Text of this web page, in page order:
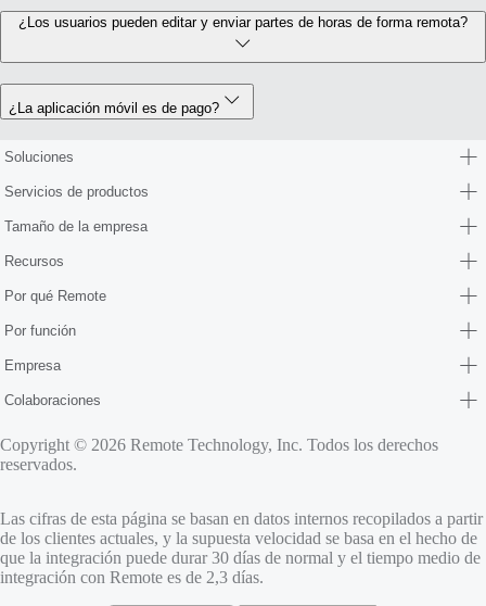
¿Los usuarios pueden editar y enviar partes de horas de forma remota?
¿La aplicación móvil es de pago?
Soluciones
Servicios de productos
Tamaño de la empresa
Recursos
Por qué Remote
Por función
Empresa
Colaboraciones
Copyright © 2026 Remote Technology, Inc. Todos los derechos
reservados.
Las cifras de esta página se basan en datos internos recopilados a partir
de los clientes actuales, y la supuesta velocidad se basa en el hecho de
que la integración puede durar 30 días de normal y el tiempo medio de
integración con Remote es de 2,3 días.